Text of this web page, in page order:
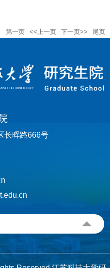
第一页 <<上一页 下一页>> 尾页
长晖路666号